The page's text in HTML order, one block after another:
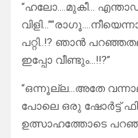
“ഹലോ….മുകീ…
പറ്റി..!? ഞാൻ
ഇപ്പോ വീണ്ടും…!!?”
“ഒന്നൂല്ല…അതേ
പോലെ ഒരു ഷോർട്ട്
ഉത്സാഹത്തോടെ